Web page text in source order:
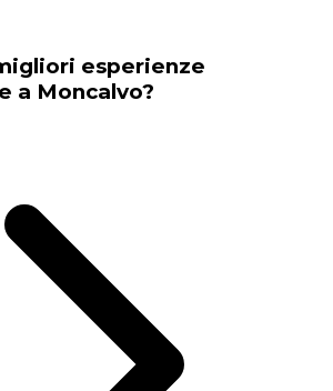
esperienze
a Moncalvo?